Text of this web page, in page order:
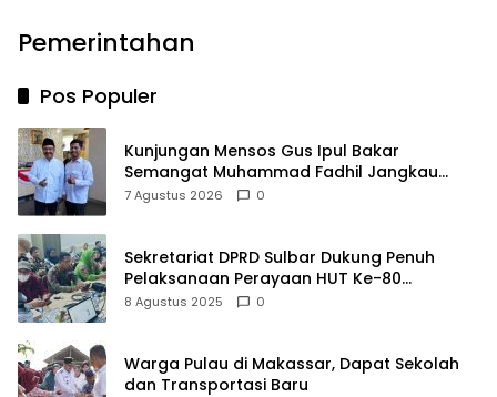
Pemerintahan
Pos Populer
Kunjungan Mensos Gus Ipul Bakar
Semangat Muhammad Fadhil Jangkau
Anak Keluarga Sangat Kurang Mampu
7 Agustus 2026 0
Sekretariat DPRD Sulbar Dukung Penuh
Pelaksanaan Perayaan HUT Ke-80
Kemerdekaan RI
8 Agustus 2025 0
Warga Pulau di Makassar, Dapat Sekolah
dan Transportasi Baru